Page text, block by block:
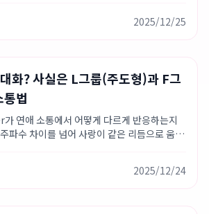
2025/12/25
Love Type 16 연애 팁
화? 사실은 L그룹(주도형)과 F그
법
연애 소통에서 어떻게 다르게 반응하는지
파수 차이를 넘어 사랑이 같은 리듬으로 움직
2025/12/24
격 가이드 연애 팁